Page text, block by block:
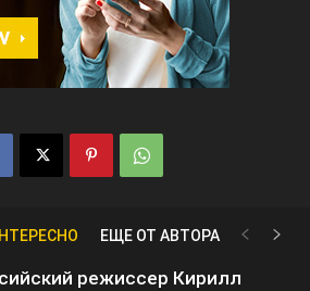
ЕЩЕ ОТ АВТОРА
режиссер Кирилл